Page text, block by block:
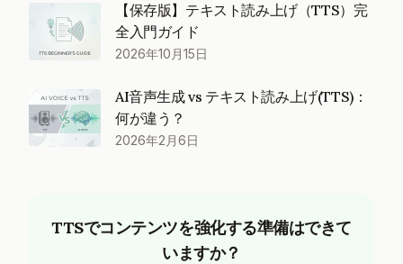
【保存版】テキスト読み上げ（TTS）完
全入門ガイド
2026年10月15日
AI音声生成 vs テキスト読み上げ(TTS)：
何が違う？
2026年2月6日
TTSでコンテンツを強化する準備はできて
いますか？